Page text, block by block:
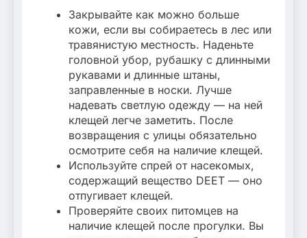
Закрывайте как можно больше
кожи, если вы собираетесь в лес или
травянистую местность. Наденьте
головной убор, рубашку с длинными
рукавами и длинные штаны,
заправленные в носки. Лучше
надевать светлую одежду — на ней
клещей легче заметить. После
возвращения с улицы обязательно
осмотрите себя на наличие клещей.
Используйте спрей от насекомых,
содержащий вещество DEET — оно
отпугивает клещей.
Проверяйте своих питомцев на
наличие клещей после прогулки. Вы